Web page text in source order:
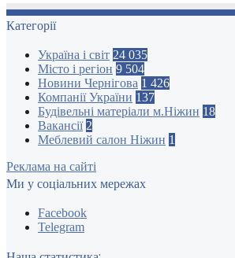
Категорії
Україна і світ 24 035
Місто і регіон 9 504
Новини Чернігова 1 426
Компанії України 137
Будівельні матеріали м.Ніжин 18
Вакансії 2
Меблевий салон Ніжин 1
Реклама на сайті
Ми у соціальних мережах
Facebook
Telegram